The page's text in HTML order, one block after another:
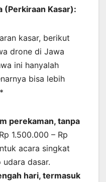
(Perkiraan Kasar):
kasar, berikut
drone di Jawa
ini hanyalah
bisa lebih
perekaman, tanpa
1.500.000 – Rp
acara singkat
dasar.
hari, termasuk